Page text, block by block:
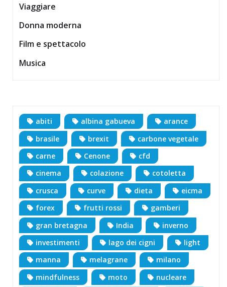
Viaggiare
Donna moderna
Film e spettacolo
Musica
abiti albina gabueva
arance
brasile
brexit
carbone vegetale
carne
Cenone
cfd
cinema
colazione
cotoletta
crusca
curve dieta
eicma
forex
frutti rossi
gamberi
gran bretagna
India
inverno
investimenti
lago dei cigni
light
manna
melagrane
milano
mindfulness
moto
nucleare